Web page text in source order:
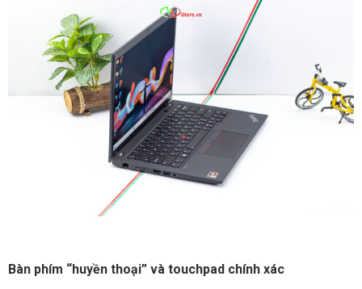
Bàn phím “huyền thoại” và touchpad chính xác